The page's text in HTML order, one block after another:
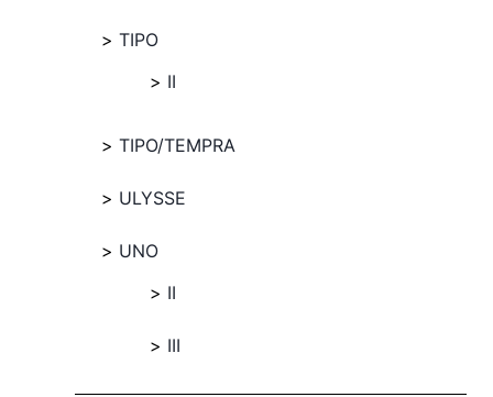
TIPO
II
TIPO/TEMPRA
ULYSSE
UNO
II
III